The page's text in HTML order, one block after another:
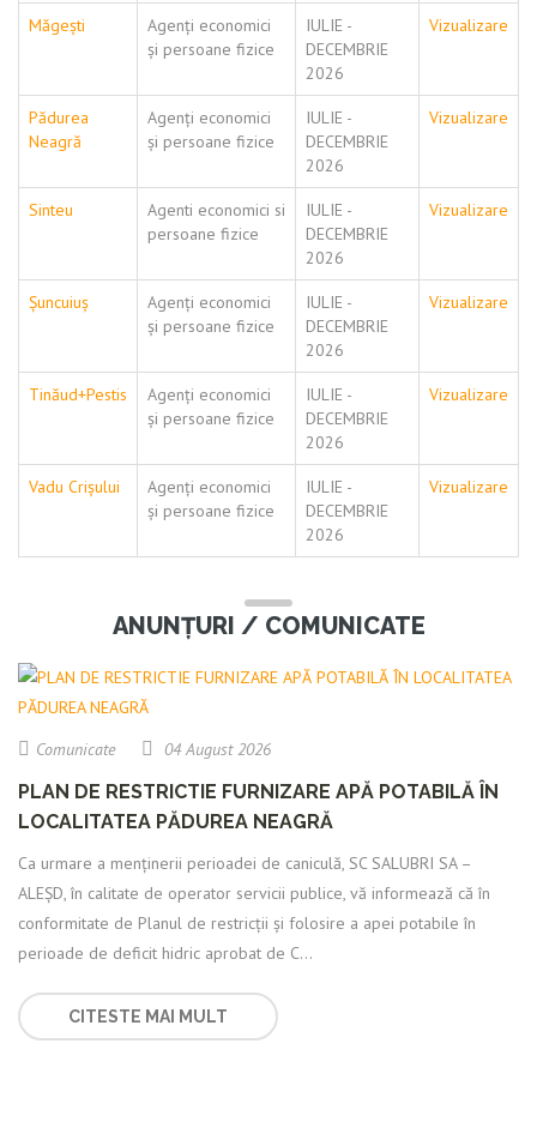
Măgești
Agenți economici
și persoane fizice
IULIE -
DECEMBRIE
2026
Vizualizare
Pădurea
Neagră
Agenți economici
și persoane fizice
IULIE -
DECEMBRIE
2026
Vizualizare
Sinteu
Agenti economici si
persoane fizice
IULIE -
DECEMBRIE
2026
Vizualizare
Șuncuiuș
Agenți economici
și persoane fizice
IULIE -
DECEMBRIE
2026
Vizualizare
Tinăud+Pestis
Agenți economici
și persoane fizice
IULIE -
DECEMBRIE
2026
Vizualizare
Vadu Crișului
Agenți economici
și persoane fizice
IULIE -
DECEMBRIE
2026
Vizualizare
ANUNȚURI / COMUNICATE
Comunicate 04 August 2026
PLAN DE RESTRICTIE FURNIZARE APĂ POTABILĂ ÎN
LOCALITATEA PĂDUREA NEAGRĂ
Ca urmare a menținerii perioadei de caniculă, SC SALUBRI SA –
ALEȘD, în calitate de operator servicii publice, vă informează că în
conformitate de Planul de restricții și folosire a apei potabile în
perioade de deficit hidric aprobat de C...
CITESTE MAI MULT